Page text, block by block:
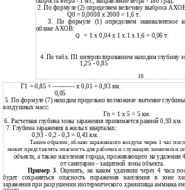
2. По формуле (2) определяем величину выброса
Q0 = 0,0008 x 2000 = 1,6 т.
3. По формуле (1) определяем эквивалентное
облаке АХОВ:
Q = 1 x 0,04 x 1 x 1 x 1,6 = 0,06 т.
4. По табл. П1 интерполированием находим глубину
1,25 - 0,85
16
Г1 = 0,85 + ----------- x 0,01 = 0,93 км.
0,05
5. По формуле (7) находим предельно возможное значение глубины
воздушных масс:
Гп = 1 x 5 = 5 км.
6. Расчетная глубина зоны заражения принимается равной 0,93 км.
7. Глубина заражения в жилых кварталах:
0,93 - 0,2 - 0,3 = 0,43 км.
Таким образом, облако зараженного воздуха через 1 час
может представлять опасность для рабочих и служащих химически
объекта, а также населения города, проживающего на удалении
от санитарно - защитной зоны объекта.
Пример 3. Оценить, на каком удалении через 4 часа
будет сохраняться опасность поражения населения в зоне
заражения при разрушении изотермического хранилища аммиака